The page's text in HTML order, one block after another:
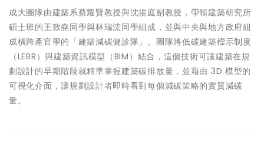
成大團隊由建築系蔡耀賢教授與沈揚庭副教授，帶領建築研究所
碩士班的王致堯同學與林瑞浤同學組成，並與中央與地方政府組
成橫跨產官學的「建築減碳健診隊」。團隊將低碳建築標示制度
（LEBR）與建築資訊模型（BIM）結合，這個技術可讓建築在規
劃設計的早期階段就精準掌握建築碳排放量，並藉由 3D 模型的
可視化介面，讓規劃設計者即時看到每個減碳策略的實質減碳
量。